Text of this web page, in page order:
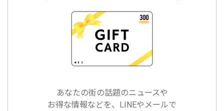
あなたの街の話題のニュースや
お得な情報などを、LINEやメールで